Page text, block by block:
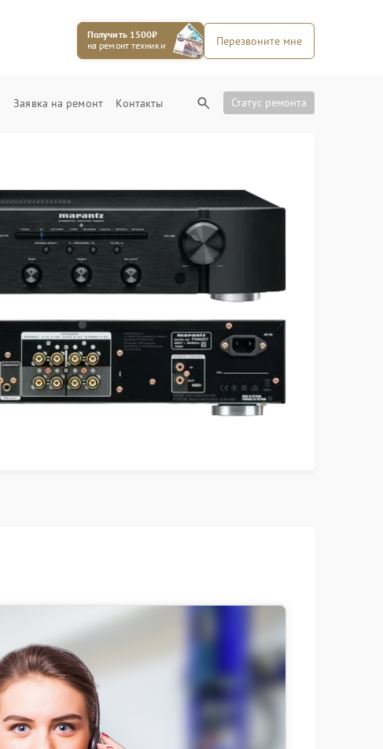
Получить 1500₽
на ремонт техники
Перезвоните мне
Заявка на ремонт Контакты Статус ремонта